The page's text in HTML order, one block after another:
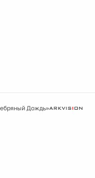
Дождь»